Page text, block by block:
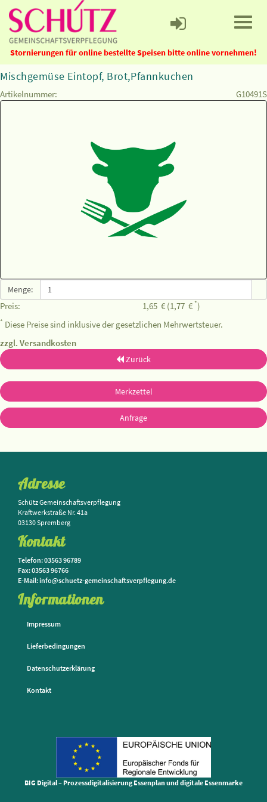
Stornierungen für online bestellte Speisen bitte online vornehmen!
Mischgemüse Eintopf, Brot,Pfannkuchen
Artikelnummer: G10491S
Menge:
Preis: 1,65 € (1,77 € *)
* Diese Preise sind inklusive der gesetzlichen Mehrwertsteuer.
zzgl. Versandkosten
Zurück
Merkzettel
Anfrage
Adresse
Schütz Gemeinschaftsverpflegung
Kraftwerkstraße Nr. 41a
03130 Spremberg
Kontakt
Telefon: 03563 96789
Fax: 03563 96766
E-Mail: info@schuetz-gemeinschaftsverpflegung.de
Informationen
Impressum
Lieferbedingungen
Datenschutzerklärung
Kontakt
BIG Digital – Prozessdigitalisierung Essenplan und digitale Essenmarke